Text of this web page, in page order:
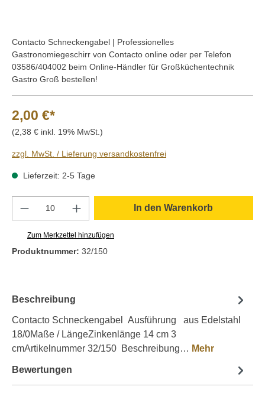
Contacto Schneckengabel | Professionelles
Gastronomiegeschirr von Contacto online oder per Telefon
03586/404002 beim Online-Händler für Großküchentechnik
Gastro Groß bestellen!
2,00 €*
(2,38 € inkl. 19% MwSt.)
zzgl. MwSt. / Lieferung versandkostenfrei
Lieferzeit: 2-5 Tage
Produkt Anzahl: Gib den gewünschten
In den Warenkorb
Zum Merkzettel hinzufügen
Produktnummer: 32/150
Beschreibung
Contacto Schneckengabel Ausführung aus Edelstahl
18/0Maße / LängeZinkenlänge 14 cm 3
cmArtikelnummer 32/150 Beschreibung… Mehr
Bewertungen